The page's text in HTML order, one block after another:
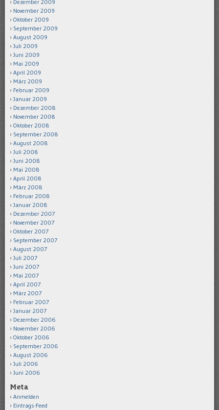
Dezember 2009
November 2009
Oktober 2009
September 2009
August 2009
Juli 2009
Juni 2009
Mai 2009
April 2009
März 2009
Februar 2009
Januar 2009
Dezember 2008
November 2008
Oktober 2008
September 2008
August 2008
Juli 2008
Juni 2008
Mai 2008
April 2008
März 2008
Februar 2008
Januar 2008
Dezember 2007
November 2007
Oktober 2007
September 2007
August 2007
Juli 2007
Juni 2007
Mai 2007
April 2007
März 2007
Februar 2007
Januar 2007
Dezember 2006
November 2006
Oktober 2006
September 2006
August 2006
Juli 2006
Juni 2006
Meta
Anmelden
Eintrags-Feed